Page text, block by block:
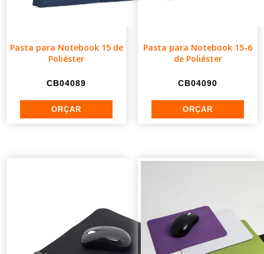
Pasta para Notebook 15 de
Poliéster
CB04089
Pasta para Notebook 15-6
de Poliéster
CB04090